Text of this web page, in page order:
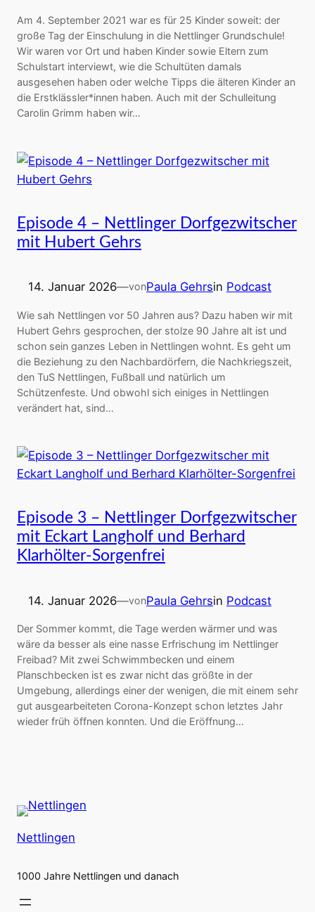
Am 4. September 2021 war es für 25 Kinder soweit: der
große Tag der Einschulung in die Nettlinger Grundschule!
Wir waren vor Ort und haben Kinder sowie Eltern zum
Schulstart interviewt, wie die Schultüten damals
ausgesehen haben oder welche Tipps die älteren Kinder an
die Erstklässler*innen haben. Auch mit der Schulleitung
Carolin Grimm haben wir…
Episode 4 – Nettlinger Dorfgezwitscher
mit Hubert Gehrs
14. Januar 2026—vonPaula Gehrsin Podcast
Wie sah Nettlingen vor 50 Jahren aus? Dazu haben wir mit
Hubert Gehrs gesprochen, der stolze 90 Jahre alt ist und
schon sein ganzes Leben in Nettlingen wohnt. Es geht um
die Beziehung zu den Nachbardörfern, die Nachkriegszeit,
den TuS Nettlingen, Fußball und natürlich um
Schützenfeste. Und obwohl sich einiges in Nettlingen
verändert hat, sind…
Episode 3 – Nettlinger Dorfgezwitscher
mit Eckart Langholf und Berhard
Klarhölter-Sorgenfrei
14. Januar 2026—vonPaula Gehrsin Podcast
Der Sommer kommt, die Tage werden wärmer und was
wäre da besser als eine nasse Erfrischung im Nettlinger
Freibad? Mit zwei Schwimmbecken und einem
Planschbecken ist es zwar nicht das größte in der
Umgebung, allerdings einer der wenigen, die mit einem sehr
gut ausgearbeiteten Corona-Konzept schon letztes Jahr
wieder früh öffnen konnten. Und die Eröffnung…
Nettlingen
1000 Jahre Nettlingen und danach